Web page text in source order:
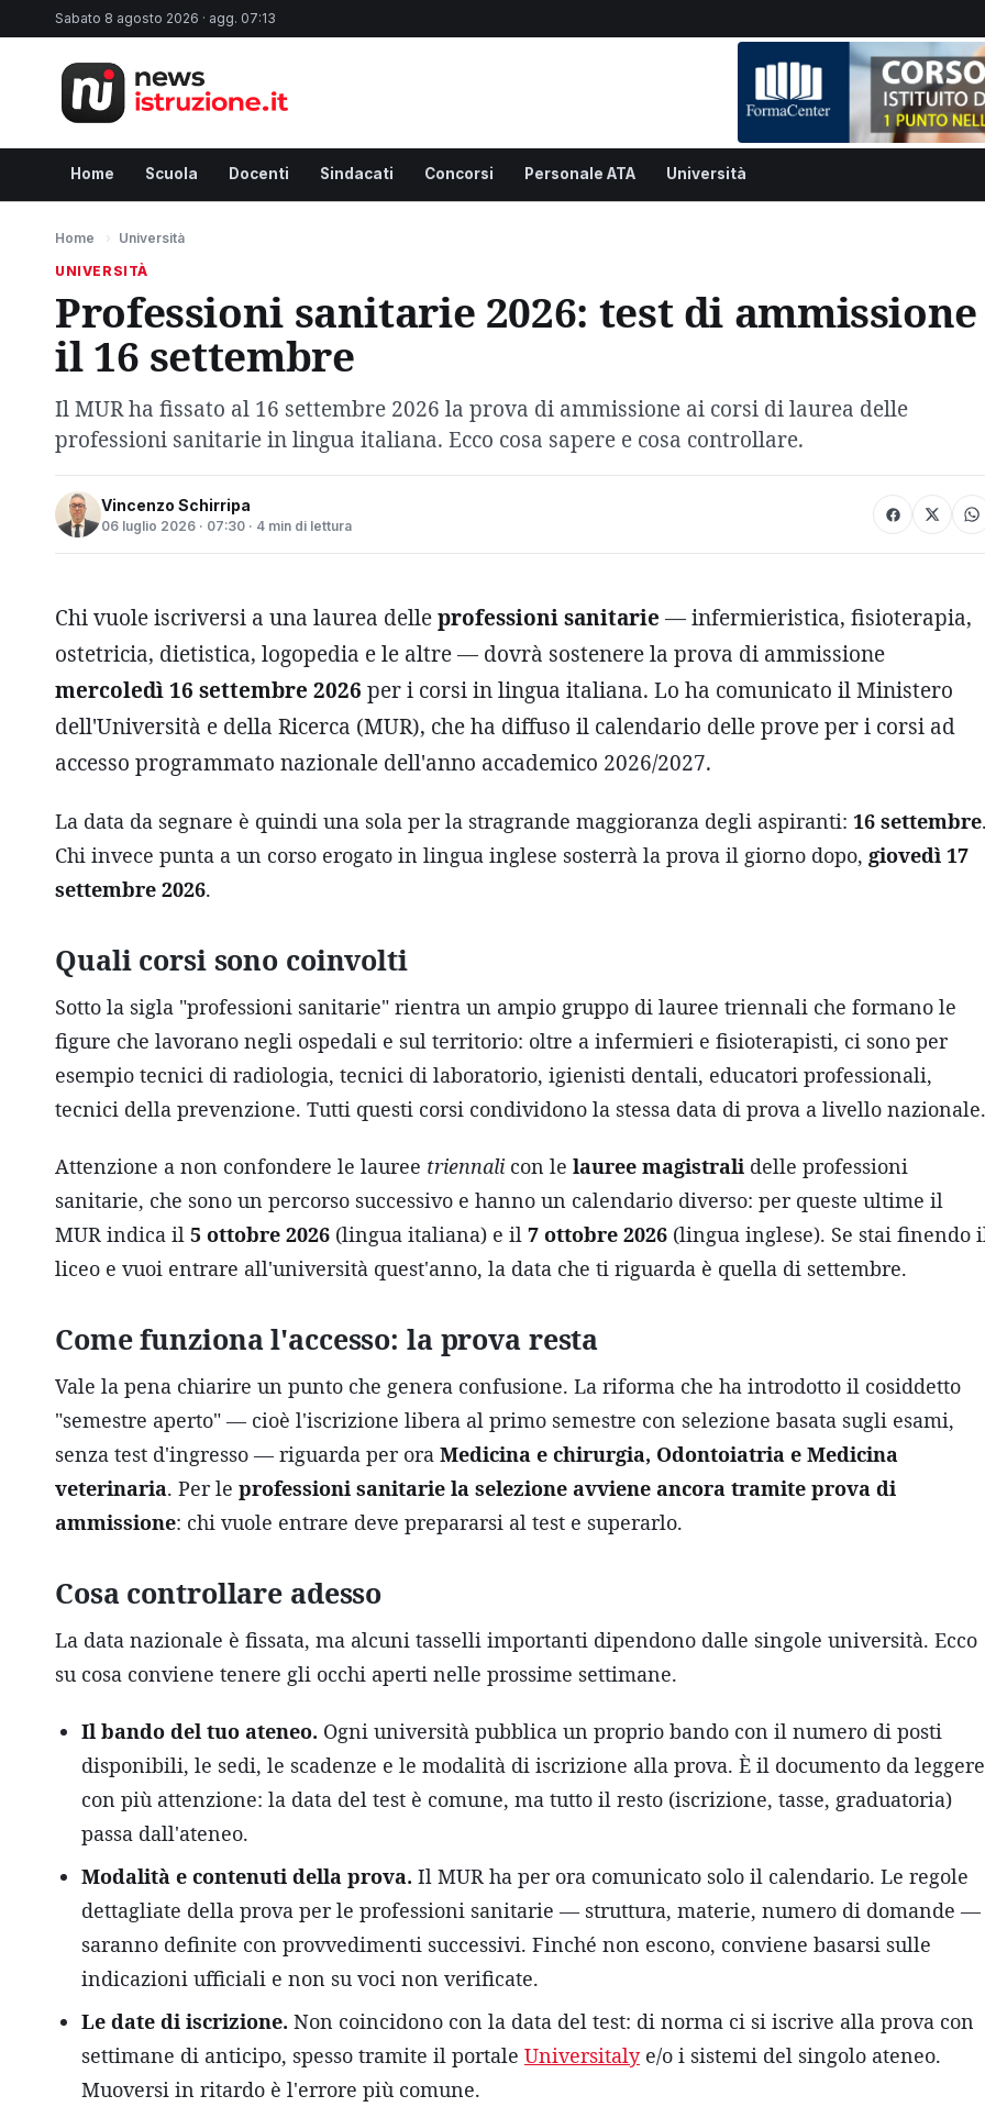
Sabato 8 agosto 2026 · agg. 07:13
Home Scuola Docenti Sindacati Concorsi Personale ATA Università
Home › Università
UNIVERSITÀ
Professioni sanitarie 2026: test di ammissione
il 16 settembre
Il MUR ha fissato al 16 settembre 2026 la prova di ammissione ai corsi di laurea delle
professioni sanitarie in lingua italiana. Ecco cosa sapere e cosa controllare.
Vincenzo Schirripa
06 luglio 2026 · 07:30 · 4 min di lettura
Chi vuole iscriversi a una laurea delleprofessioni sanitarie — infermieristica, fisioterapia,
ostetricia, dietistica, logopedia e le altre — dovrà sostenere la prova di ammissione
mercoledì 16 settembre 2026 per i corsi in lingua italiana. Lo ha comunicato il Ministero
dell'Università e della Ricerca (MUR), che ha diffuso il calendario delle prove per i corsi ad
accesso programmato nazionale dell'anno accademico 2026/2027.
La data da segnare è quindi una sola per la stragrande maggioranza degli aspiranti: 16 settembre
Chi invece punta a un corso erogato in lingua inglese sosterrà la prova il giorno dopo, giovedì 17
settembre 2026.
Quali corsi sono coinvolti
Sotto la sigla "professioni sanitarie" rientra un ampio gruppo di lauree triennali che formano le
figure che lavorano negli ospedali e sul territorio: oltre a infermieri e fisioterapisti, ci sono per
esempio tecnici di radiologia, tecnici di laboratorio, igienisti dentali, educatori professionali,
tecnici della prevenzione. Tutti questi corsi condividono la stessa data di prova a livello nazionale.
Attenzione a non confondere le lauree triennali con le lauree magistrali delle professioni
sanitarie, che sono un percorso successivo e hanno un calendario diverso: per queste ultime il
MUR indica il 5 ottobre 2026 (lingua italiana) e il 7 ottobre 2026 (lingua inglese). Se stai finendo
liceo e vuoi entrare all'università quest'anno, la data che ti riguarda è quella di settembre.
Come funziona l'accesso: la prova resta
Vale la pena chiarire un punto che genera confusione. La riforma che ha introdotto il cosiddetto
"semestre aperto" — cioè l'iscrizione libera al primo semestre con selezione basata sugli esami,
senza test d'ingresso — riguarda per ora Medicina e chirurgia, Odontoiatria e Medicina
veterinaria. Per le professioni sanitarie la selezione avviene ancora tramite prova di
ammissione: chi vuole entrare deve prepararsi al test e superarlo.
Cosa controllare adesso
La data nazionale è fissata, ma alcuni tasselli importanti dipendono dalle singole università. Ecco
su cosa conviene tenere gli occhi aperti nelle prossime settimane.
Il bando del tuo ateneo. Ogni università pubblica un proprio bando con il numero di posti
disponibili, le sedi, le scadenze e le modalità di iscrizione alla prova. È il documento da leggere
con più attenzione: la data del test è comune, ma tutto il resto (iscrizione, tasse, graduatoria)
passa dall'ateneo.
Modalità e contenuti della prova. Il MUR ha per ora comunicato solo il calendario. Le regole
dettagliate della prova per le professioni sanitarie — struttura, materie, numero di domande —
saranno definite con provvedimenti successivi. Finché non escono, conviene basarsi sulle
indicazioni ufficiali e non su voci non verificate.
Le date di iscrizione. Non coincidono con la data del test: di norma ci si iscrive alla prova con
settimane di anticipo, spesso tramite il portale Universitalye/o i sistemi del singolo ateneo.
Muoversi in ritardo è l'errore più comune.